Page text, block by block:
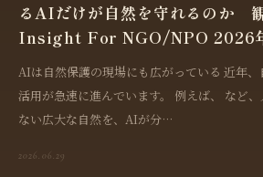
るAIだけが自然を守れるのか
Insight For NGO/NPO 2026
AIは自然保護の現場にも広がっている 近年
活用が急速に進んでいます。 例えば、 など
ない広大な自然を、AIが分…
2026.06.29